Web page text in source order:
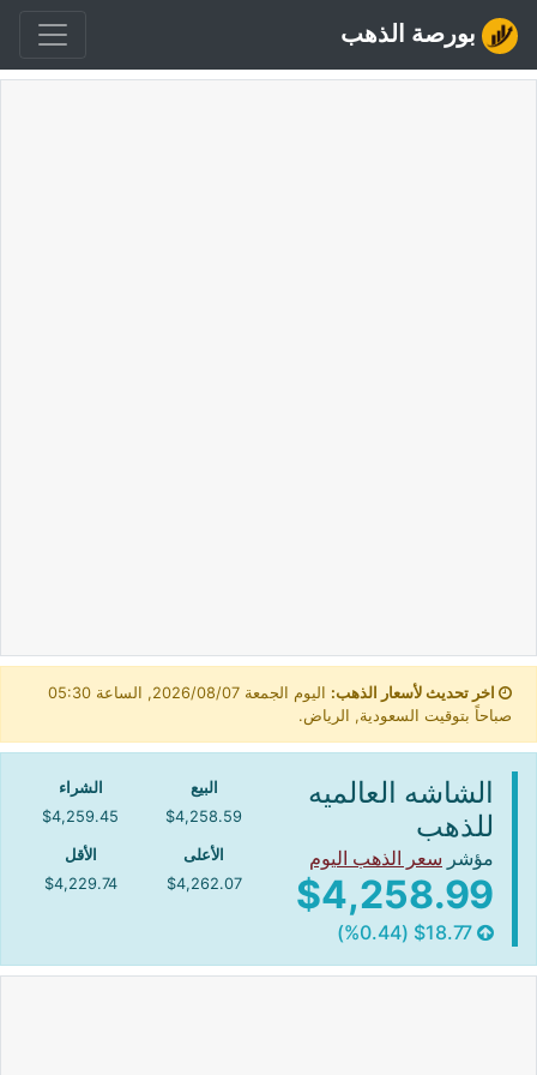
بورصة الذهب
اخر تحديث لأسعار الذهب:
اليوم الجمعة 2026/08/07, الساعة 05:30
صباحاً بتوقيت السعودية, الرياض.
الشاشه العالميه
للذهب
مؤشر سعر الذهب اليوم
$4,258.99
البيع
$4,258.59
الشراء
$4,259.45
الأعلى
$4,262.07
الأقل
$4,229.74